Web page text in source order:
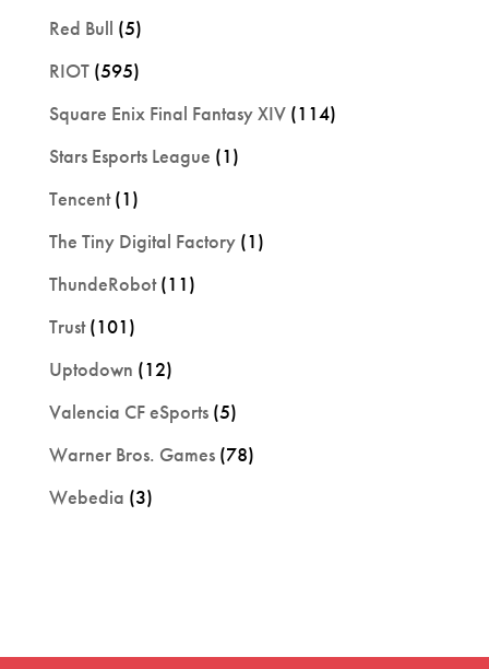
Red Bull (5)
RIOT(595)
Square Enix Final Fantasy XIV(114)
Stars Esports League (1)
Tencent(1)
The Tiny Digital Factory(1)
ThundeRobot(11)
Trust(101)
Uptodown (12)
Valencia CF eSports(5)
Warner Bros. Games(78)
Webedia (3)